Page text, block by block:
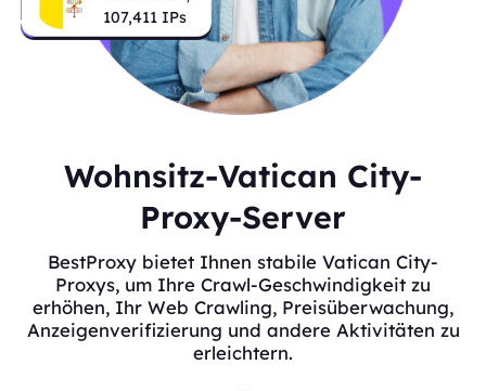
107,411 IPs
Wohnsitz-Vatican City-
Proxy-Server
BestProxy bietet Ihnen stabile Vatican City-
Proxys, um Ihre Crawl-Geschwindigkeit zu
erhöhen, Ihr Web Crawling, Preisüberwachung,
Anzeigenverifizierung und andere Aktivitäten zu
erleichtern.